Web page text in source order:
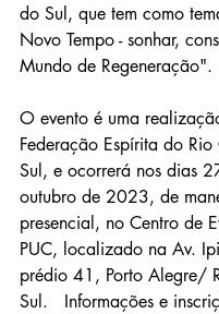
do Sul, que tem como
Novo Tempo - sonhar,
Mundo de Regeneração".
O evento é uma
Federação Espírita do
Sul, e ocorrerá nos dias
outubro de 2023, de
presencial, no Centro de
PUC, localizado na Av.
prédio 41, Porto Alegre/
Sul.   Informações e